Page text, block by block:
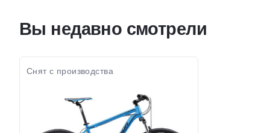
колес:
Цвет-размер в
, 20 Черный, 18 Черный
Вы недавно смотрели
Снят с производства